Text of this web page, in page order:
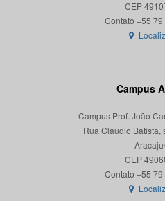
CEP
Campus
Campus Prof. João
Rua Cláudio Batista,
CEP